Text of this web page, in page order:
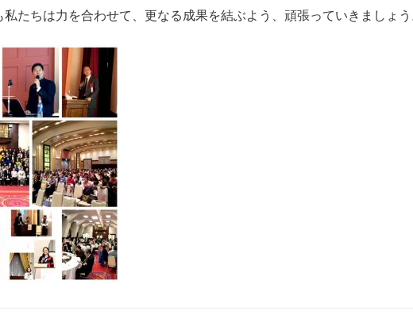
私たちは力を合わせて、更なる成果を結ぶよう、頑張っていきましょう